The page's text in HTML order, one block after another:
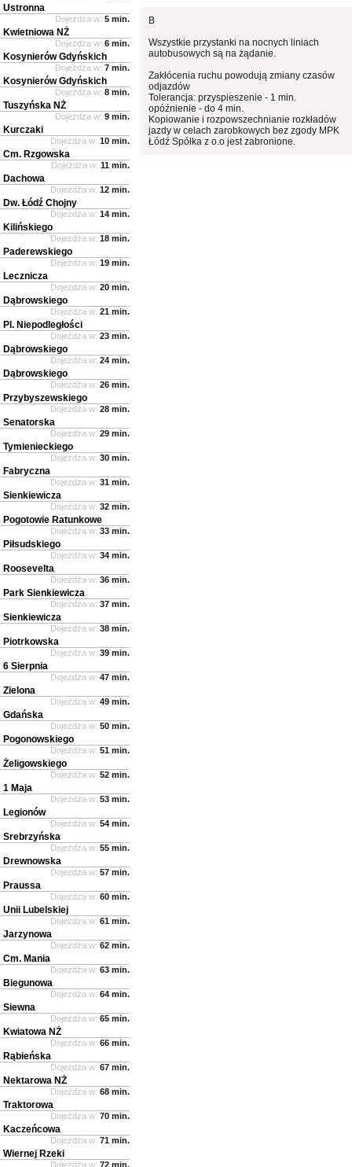
B
Wszystkie przystanki na nocnych liniach
autobusowych są na żądanie.
Zakłócenia ruchu powodują zmiany czasów
odjazdów
Tolerancja: przyspieszenie - 1 min.
opóźnienie - do 4 min.
Kopiowanie i rozpowszechnianie rozkładów
jazdy w celach zarobkowych bez zgody MPK
Łódź Spółka z o.o jest zabronione.
Ustronna
Dojeżdża w: 5 min.
Kwietniowa NŻ
Dojeżdża w: 6 min.
Kosynierów Gdyńskich
Dojeżdża w: 7 min.
Kosynierów Gdyńskich
Dojeżdża w: 8 min.
Tuszyńska NŻ
Dojeżdża w: 9 min.
Kurczaki
Dojeżdża w: 10 min.
Cm. Rzgowska
Dojeżdża w: 11 min.
Dachowa
Dojeżdża w: 12 min.
Dw. Łódź Chojny
Dojeżdża w: 14 min.
Kilińskiego
Dojeżdża w: 18 min.
Paderewskiego
Dojeżdża w: 19 min.
Lecznicza
Dojeżdża w: 20 min.
Dąbrowskiego
Dojeżdża w: 21 min.
Pl. Niepodległości
Dojeżdża w: 23 min.
Dąbrowskiego
Dojeżdża w: 24 min.
Dąbrowskiego
Dojeżdża w: 26 min.
Przybyszewskiego
Dojeżdża w: 28 min.
Senatorska
Dojeżdża w: 29 min.
Tymienieckiego
Dojeżdża w: 30 min.
Fabryczna
Dojeżdża w: 31 min.
Sienkiewicza
Dojeżdża w: 32 min.
Pogotowie Ratunkowe
Dojeżdża w: 33 min.
Piłsudskiego
Dojeżdża w: 34 min.
Roosevelta
Dojeżdża w: 36 min.
Park Sienkiewicza
Dojeżdża w: 37 min.
Sienkiewicza
Dojeżdża w: 38 min.
Piotrkowska
Dojeżdża w: 39 min.
6 Sierpnia
Dojeżdża w: 47 min.
Zielona
Dojeżdża w: 49 min.
Gdańska
Dojeżdża w: 50 min.
Pogonowskiego
Dojeżdża w: 51 min.
Żeligowskiego
Dojeżdża w: 52 min.
1 Maja
Dojeżdża w: 53 min.
Legionów
Dojeżdża w: 54 min.
Srebrzyńska
Dojeżdża w: 55 min.
Drewnowska
Dojeżdża w: 57 min.
Praussa
Dojeżdża w: 60 min.
Unii Lubelskiej
Dojeżdża w: 61 min.
Jarzynowa
Dojeżdża w: 62 min.
Cm. Mania
Dojeżdża w: 63 min.
Biegunowa
Dojeżdża w: 64 min.
Siewna
Dojeżdża w: 65 min.
Kwiatowa NŻ
Dojeżdża w: 66 min.
Rąbieńska
Dojeżdża w: 67 min.
Nektarowa NŻ
Dojeżdża w: 68 min.
Traktorowa
Dojeżdża w: 70 min.
Kaczeńcowa
Dojeżdża w: 71 min.
Wiernej Rzeki
Dojeżdża w: 72 min.